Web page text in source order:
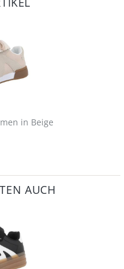
in Beige
AUCH